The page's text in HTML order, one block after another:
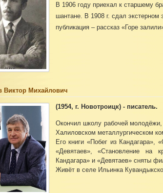
В 1906 году приехал к старшему
шантане. В 1908 г. сдал экстерном
публикация – рассказ «Горе
Виктор Михайлович
(1954, г. Новотроицк) - писатель.
Окончил школу рабочей молодёжи,
Халиловском металлургическом
Его книги «Побег из Кандагара»,
«Девятаев», «Становление на
Кандагара» и «Девятаев» сняты
Живёт в селе Ильинка